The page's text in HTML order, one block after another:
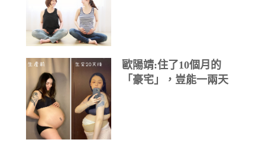
歐陽靖:住了10個月的
「豪宅」，豈能一兩天